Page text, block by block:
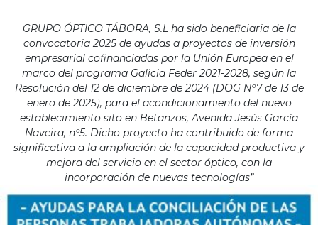
GRUPO ÓPTICO TÁBORA, S.L ha sido beneficiaria de la
convocatoria 2025 de ayudas a proyectos de inversión
empresarial cofinanciadas por la Unión Europea en el
marco del programa Galicia Feder 2021-2028, según la
Resolución del 12 de diciembre de 2024 (DOG Nº7 de 13 de
enero de 2025), para el acondicionamiento del nuevo
establecimiento sito en Betanzos, Avenida Jesús García
Naveira, nº5. Dicho proyecto ha contribuido de forma
significativa a la ampliación de la capacidad productiva y
mejora del servicio en el sector óptico, con la
incorporación de nuevas tecnologías”